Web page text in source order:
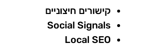
קישורים חיצוניים
Social Signals
Local SEO